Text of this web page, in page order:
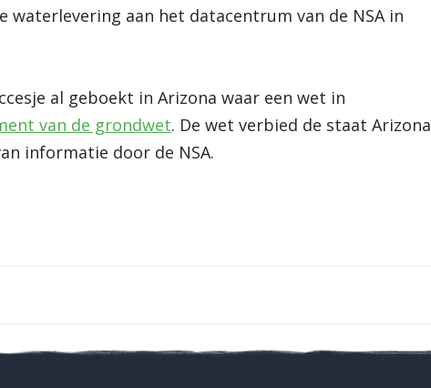
waterlevering aan het datacentrum van de NSA in
al geboekt in Arizona waar een wet in
van de grondwet. De wet verbied de staat Arizona
informatie door de NSA.